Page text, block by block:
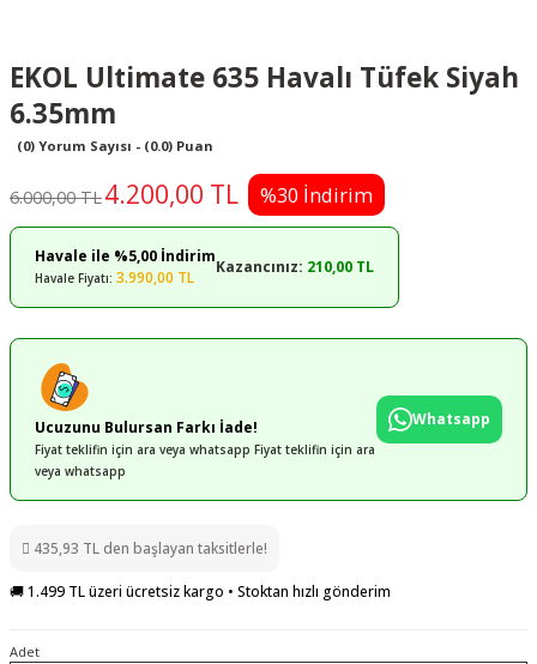
EKOL Ultimate 635 Havalı Tüfek Siyah
6.35mm
(0) Yorum Sayısı - (0.0) Puan
6.000,00 TL4.200,00 TL %30 İndirim
Havale ile %5,00 İndirim
Havale Fiyatı: 3.990,00 TL
Kazancınız: 210,00 TL
Ucuzunu Bulursan Farkı İade!
Fiyat teklifin için ara veya whatsapp Fiyat teklifin için ara
veya whatsapp
Whatsapp
435,93 TL den başlayan taksitlerle!
🚚 1.499 TL üzeri ücretsiz kargo • Stoktan hızlı gönderim
Adet